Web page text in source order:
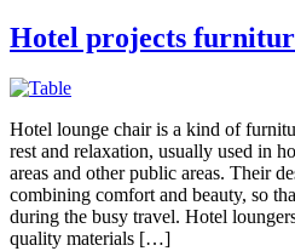
Hotel projects
Hotel lounge chair is a kind of
rest and relaxation, usually used in
areas and other public areas. Their
combining comfort and beauty, so
during the busy travel. Hotel
quality materials […]